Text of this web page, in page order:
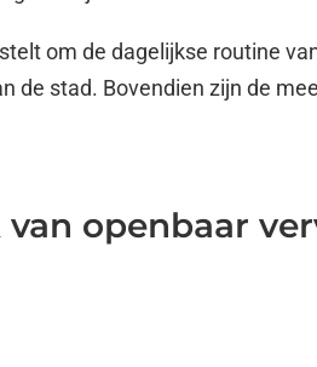
om de dagelijkse routine
de stad. Bovendien zijn de
openbaar